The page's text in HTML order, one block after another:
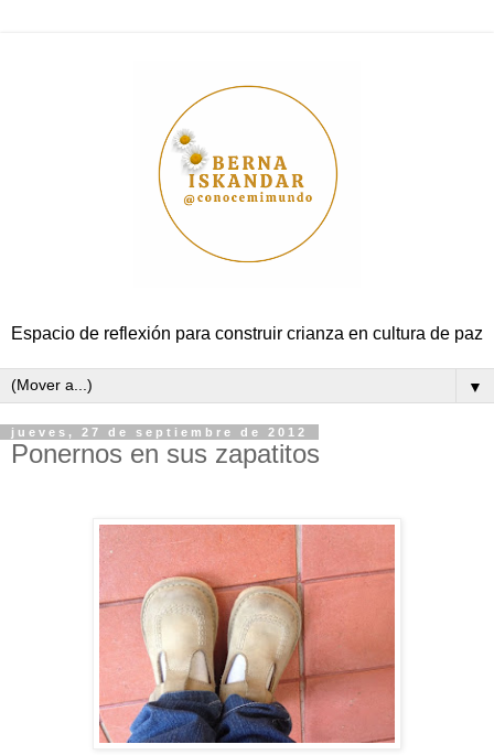
Espacio de reflexión para construir crianza en cultura de paz
▼
jueves, 27 de septiembre de 2012
Ponernos en sus zapatitos